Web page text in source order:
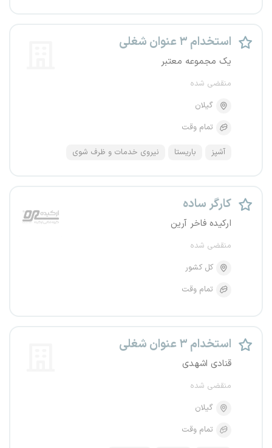
استخدام ۳ عنوان شغلی
یک مجموعه معتبر
منقضی شده
گیلان
تمام وقت
آشپز باریستا نیروی خدمات و ظرف شوی
کارگر ساده
ارکیده فاخر آرین
منقضی شده
کل کشور
تمام وقت
استخدام ۳ عنوان شغلی
قنادی اشهدی
منقضی شده
گیلان
تمام وقت